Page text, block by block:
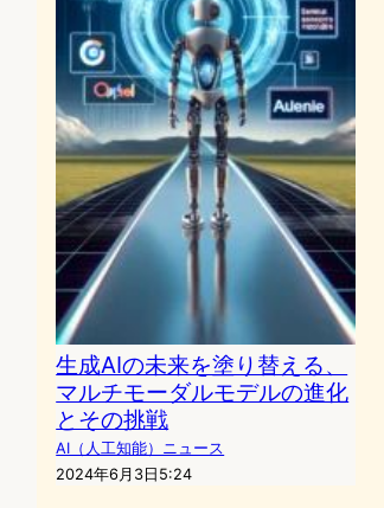
生成AIの未来を塗り替える、
マルチモーダルモデルの進化
とその挑戦
AI（人工知能）ニュース
2024年6月3日5:24